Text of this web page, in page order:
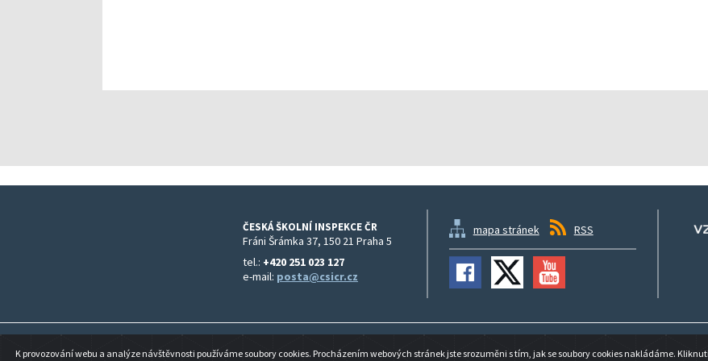
ČESKÁ ŠKOLNÍ INSPEKCE ČR
Fráni Šrámka 37, 150 21 Praha 5
tel.: +420 251 023 127
e-mail: posta@csicr.cz
mapa stránek RSS
© 2026 ČESKÁ ŠKOLNÍ INSPEKCE ČR
K provozování webu a analýze návštěvnosti používáme soubory cookies. Procházením webových stránek jste srozuměni s tím, jak se soubory cookies nakládáme.